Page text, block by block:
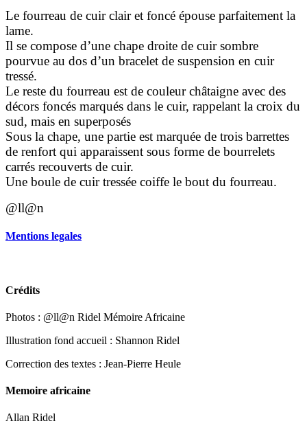
Le fourreau de cuir clair et foncé épouse parfaitement la
lame.
Il se compose d’une chape droite de cuir sombre
pourvue au dos d’un bracelet de suspension en cuir
tressé.
Le reste du fourreau est de couleur châtaigne avec des
décors foncés marqués dans le cuir, rappelant la croix du
sud, mais en superposés
Sous la chape, une partie est marquée de trois barrettes
de renfort qui apparaissent sous forme de bourrelets
carrés recouverts de cuir.
Une boule de cuir tressée coiffe le bout du fourreau.
@ll@n
Mentions legales
Crédits
Photos : @ll@n Ridel Mémoire Africaine
Illustration fond accueil : Shannon Ridel
Correction des textes : Jean-Pierre Heule
Memoire africaine
Allan Ridel